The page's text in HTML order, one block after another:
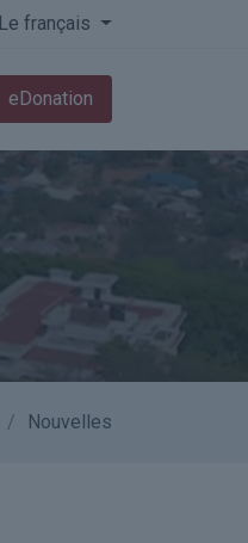
Le français
eDonation
Nouvelles